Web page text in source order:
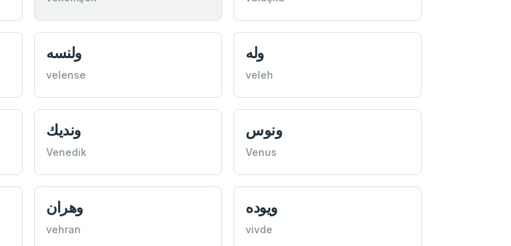
ولنسه
velense
وله
veleh
ونديك
Venedik
ونوس
Venus
وهران
vehran
ويوده
vivde